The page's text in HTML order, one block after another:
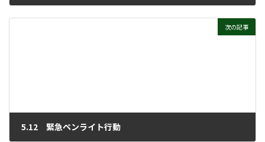
次の記事
5.12 緊急ペンライト行動